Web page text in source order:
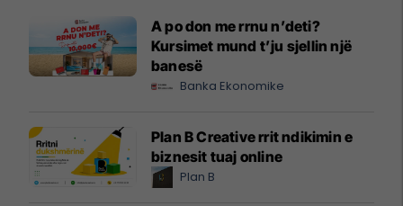
A po don me rrnu n’deti?
Kursimet mund t’ju sjellin një
banesë
Banka Ekonomike
Plan B Creative rrit ndikimin e
biznesit tuaj online
Plan B